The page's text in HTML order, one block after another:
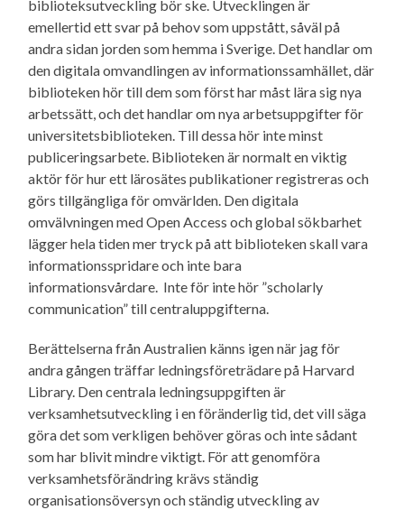
biblioteksutveckling bör ske. Utvecklingen är
emellertid ett svar på behov som uppstått, såväl på
andra sidan jorden som hemma i Sverige. Det handlar om
den digitala omvandlingen av informationssamhället, där
biblioteken hör till dem som först har måst lära sig nya
arbetssätt, och det handlar om nya arbetsuppgifter för
universitetsbiblioteken. Till dessa hör inte minst
publiceringsarbete. Biblioteken är normalt en viktig
aktör för hur ett lärosätes publikationer registreras och
görs tillgängliga för omvärlden. Den digitala
omvälvningen med Open Access och global sökbarhet
lägger hela tiden mer tryck på att biblioteken skall vara
informationsspridare och inte bara
informationsvårdare. Inte för inte hör ”scholarly
communication” till centraluppgifterna.
Berättelserna från Australien känns igen när jag för
andra gången träffar ledningsföreträdare på Harvard
Library. Den centrala ledningsuppgiften är
verksamhetsutveckling i en föränderlig tid, det vill säga
göra det som verkligen behöver göras och inte sådant
som har blivit mindre viktigt. För att genomföra
verksamhetsförändring krävs ständig
organisationsöversyn och ständig utveckling av